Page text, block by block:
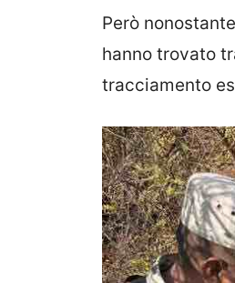
Però
hanno trovato
tracciamento